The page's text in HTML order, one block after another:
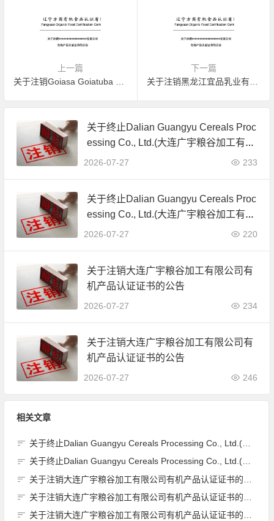
上一篇
下一篇
关于注销黑龙江宜品乳业有限公司有机产品认证证书的公告
关于终止Dalian Guangyu Cereals Proc
essing Co., Ltd.(大连广宇粮谷加工有限
公司)JAS有机产品认证证书的公告
2026-07-27 233
关于终止Dalian Guangyu Cereals Proc
essing Co., Ltd.(大连广宇粮谷加工有限
公司)JAS有机产品认证证书的公告
2026-07-27 220
关于注销大连广宇粮谷加工有限公司有
机产品认证证书的公告
2026-07-27 234
关于注销大连广宇粮谷加工有限公司有
机产品认证证书的公告
2026-07-27 246
相关文章
关于终止Dalian Guangyu Cereals Processing Co., Ltd.(大连广宇粮谷加工有限公司)JAS有机产品认证证书的公告
关于终止Dalian Guangyu Cereals Processing Co., Ltd.(大连广宇粮谷加工有限公司)JAS有机产品认证证书的公告
关于注销大连广宇粮谷加工有限公司有机产品认证证书的公告
关于注销大连广宇粮谷加工有限公司有机产品认证证书的公告
关于注销大连广宇粮谷加工有限公司有机产品认证证书的公告